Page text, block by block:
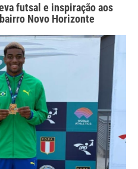
futsal e inspiração aos
Novo Horizonte